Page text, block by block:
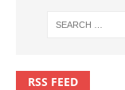
RSS FEED